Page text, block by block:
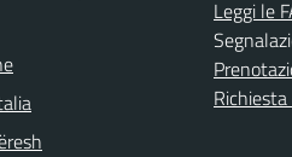
Leggi le